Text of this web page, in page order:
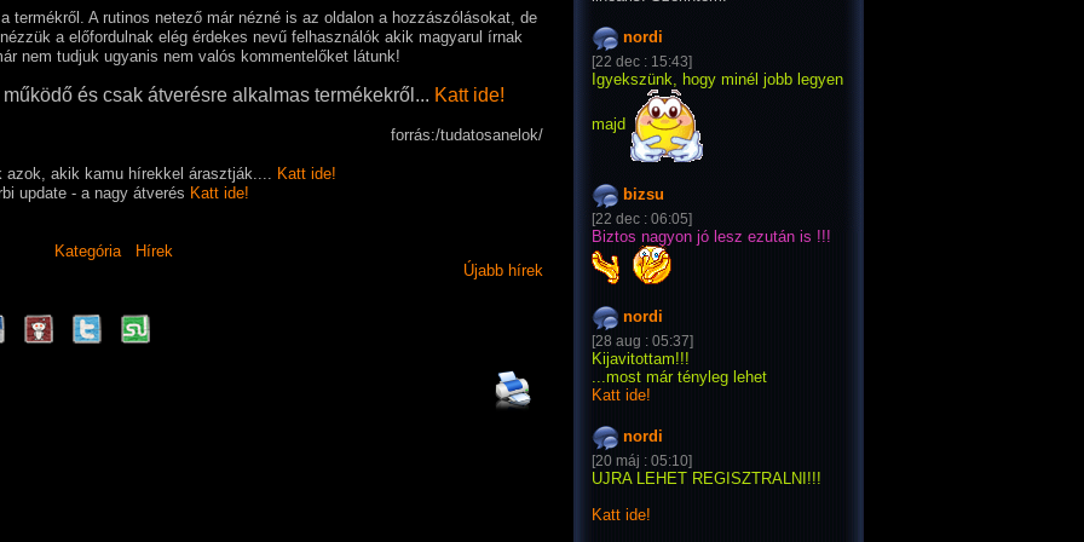
termékről. A rutinos netező már nézné is az oldalon a hozzászólásokat, de
a előfordulnak elég érdekes nevű felhasználók akik magyarul írnak
nem tudjuk ugyanis nem valós kommentelőket látunk!
és csak átverésre alkalmas termékekről... Katt ide!
forrás:/tudatosanelok/
akik kamu hírekkel árasztják.... Katt ide!
update - a nagy átverés Katt ide!
Kategória
Hírek
Újabb hírek
nordi
[22 dec : 15:43]
Igyekszünk, hogy minél jobb legyen
majd
bizsu
[22 dec : 06:05]
Biztos nagyon jó lesz ezután is !!!
nordi
[28 aug : 05:37]
Kijavitottam!!!
...most már tényleg lehet
Katt ide!
nordi
[20 máj : 05:10]
UJRA LEHET REGISZTRALNI!!!
Katt ide!